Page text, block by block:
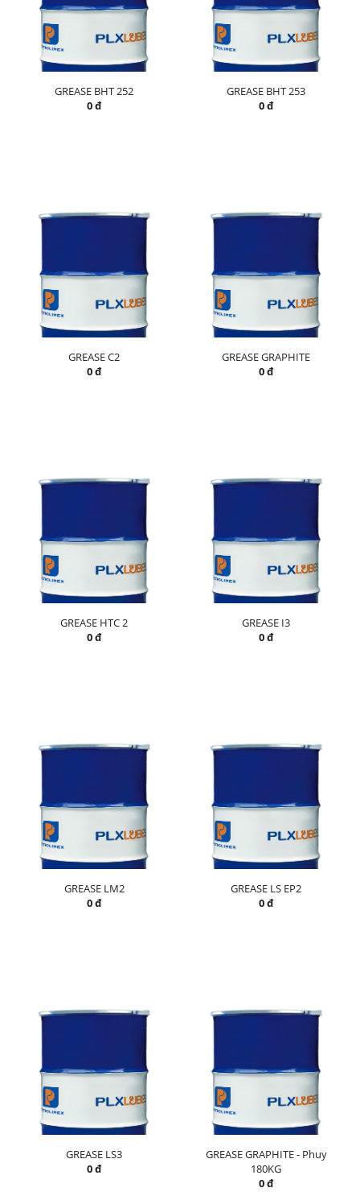
GREASE BHT 252
0 đ
GREASE BHT 253
0 đ
GREASE C2
0 đ
GREASE GRAPHITE
0 đ
GREASE HTC 2
0 đ
GREASE I3
0 đ
GREASE LM2
0 đ
GREASE LS EP2
0 đ
GREASE LS3
0 đ
GREASE GRAPHITE - Phuy
180KG
0 đ